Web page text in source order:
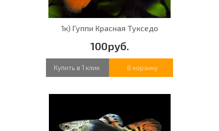
1к) Гуппи Красная Тукседо
100руб.
Купить в 1 клик В корзину